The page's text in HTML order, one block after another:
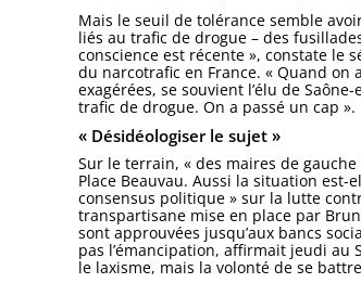
Mais le seuil de tolérance semble
liés au trafic de drogue – des
conscience est récente », constate le
du narcotrafic en France. « Quand
exagérées, se souvient l’élu de
trafic de drogue. On a passé un cap ».
« Désidéologiser le sujet »
Sur le terrain, « des maires de
Place Beauvau. Aussi la situation
consensus politique » sur la lutte
transpartisane mise en place par
sont approuvées jusqu’aux bancs
pas l’émancipation, affirmait jeudi au
le laxisme, mais la volonté de se